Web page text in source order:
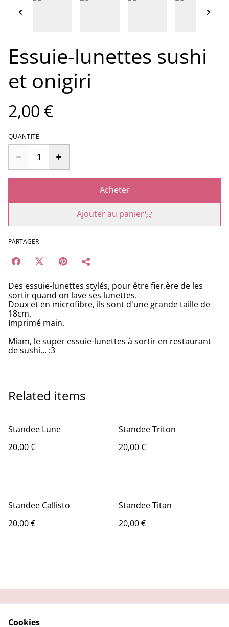
Essuie-lunettes sushi
et onigiri
2,00 €
QUANTITÉ
Acheter
Ajouter au panier
PARTAGER
Des essuie-lunettes stylés, pour être fier.ère de les
sortir quand on lave ses lunettes.
Doux et en microfibre, ils sont d'une grande taille de
18cm.
Imprimé main.
Miam, le super essuie-lunettes à sortir en restaurant
de sushi... :3
Related items
Standee Lune
20,00 €
Standee Triton
20,00 €
Standee Callisto
20,00 €
Standee Titan
20,00 €
Cookies